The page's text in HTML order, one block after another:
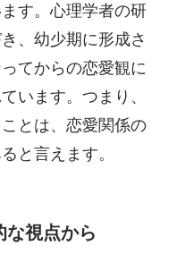
す。心理学者の研
、幼少期に形成さ
てからの恋愛観に
います。つまり、
とは、恋愛関係の
と言えます。
な視点から